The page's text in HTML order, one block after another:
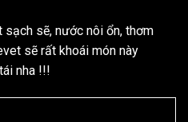
sẽ, nước nôi ổn, thơm
sẽ rất khoái món này
nha !!!